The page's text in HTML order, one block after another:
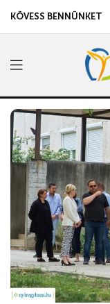
KÖVESS BENNÜNKET